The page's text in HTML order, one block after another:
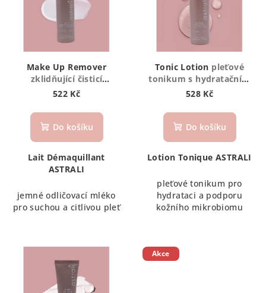
Make Up Remover
zklidňující čisticí
a odličovací mléko
začervenání vhodné pro
suchou, citlivou i nor
522 Kč
Do košíku
Lait Démaquillant
ASTRALI
jemné odličovací mléko
pro suchou a citlivou pleť
Tonic Lotion pleťové
tonikum s hydratačním
účinkem pro péči
mikrobiomu a pH
pokožky
528 Kč
Do košíku
Lotion Tonique ASTRALI
pleťové tonikum pro
hydrataci a podporu
kožního mikrobiomu
Akce